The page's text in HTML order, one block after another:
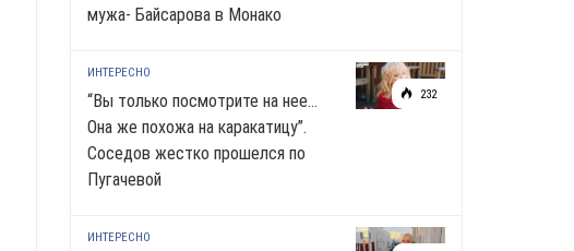
мужа- Байсарова в Монако
232
ИНТЕРЕСНО
“Вы только посмотрите на нее…
Она же похожа на каракатицу”.
Соседов жестко прошелся по
Пугачевой
ИНТЕРЕСНО